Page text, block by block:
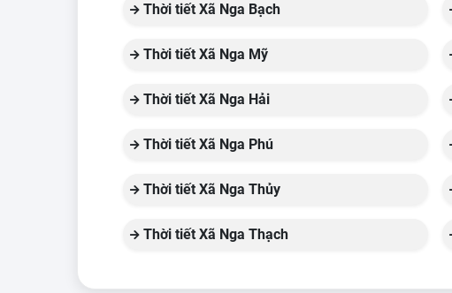
Thời tiết Xã Nga Bạch
Thời tiết Xã Nga Mỹ
Thời tiết Xã Nga Hải
Thời tiết Xã Nga Phú
Thời tiết Xã Nga Thủy
Thời tiết Xã Nga Thạch